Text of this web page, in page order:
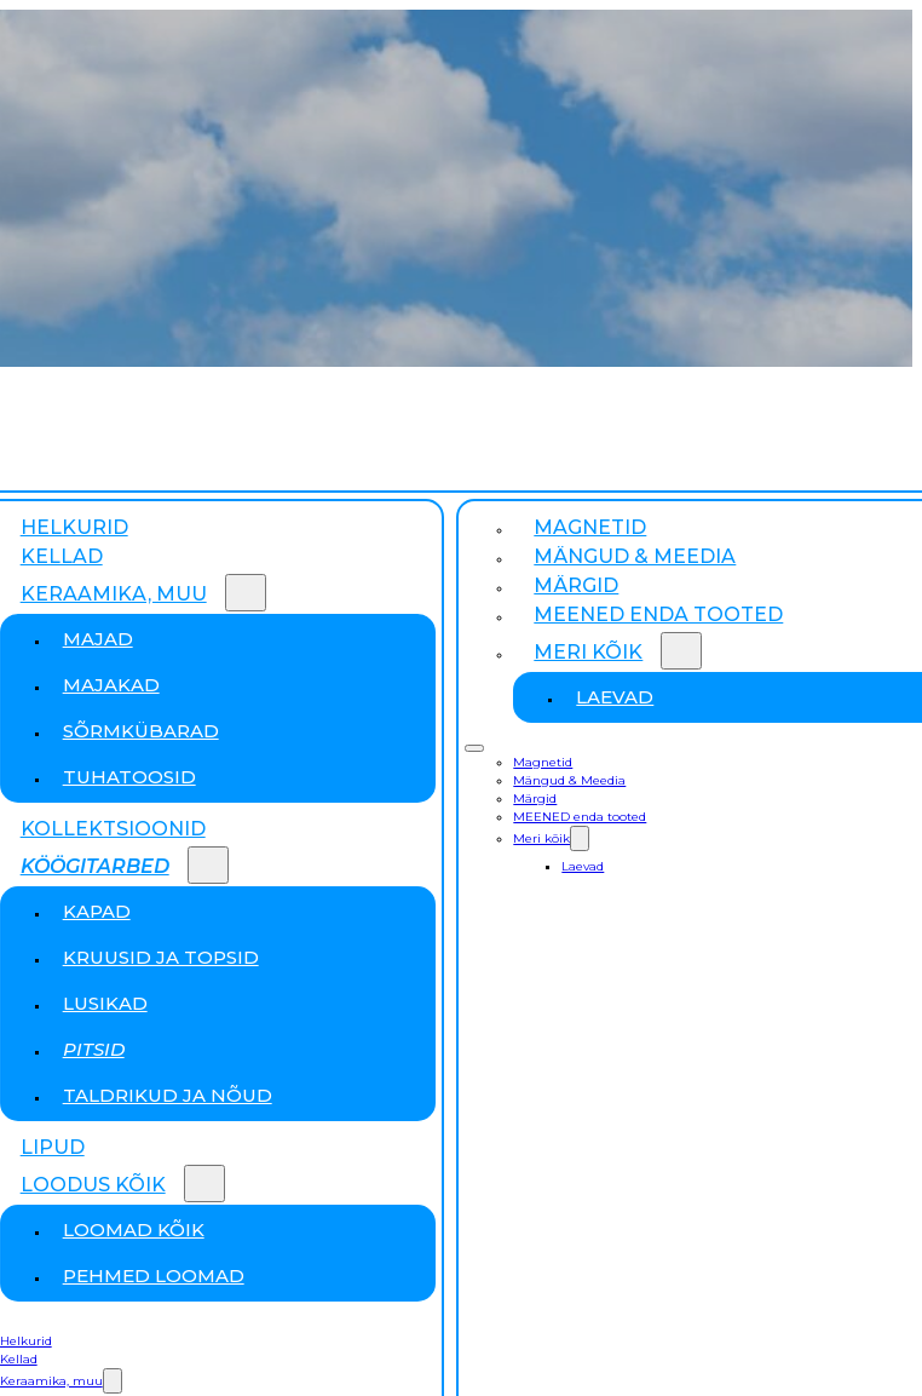
HELKURID
KELLAD
KERAAMIKA, MUU
MAJAD
MAJAKAD
SÕRMKÜBARAD
TUHATOOSID
KOLLEKTSIOONID
KÖÖGITARBED
KAPAD
KRUUSID JA TOPSID
LUSIKAD
PITSID
TALDRIKUD JA NÕUD
LIPUD
LOODUS KÕIK
LOOMAD KÕIK
PEHMED LOOMAD
Helkurid
Kellad
Keraamika, muu
MAGNETID
MÄNGUD & MEEDIA
MÄRGID
MEENED ENDA TOOTED
MERI KÕIK
LAEVAD
Magnetid
Mängud & Meedia
Märgid
MEENED enda tooted
Meri kõik
Laevad